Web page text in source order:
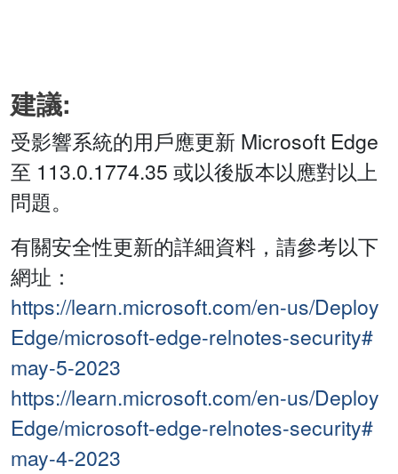
建議:
受影響系統的用戶應更新 Microsoft Edge
至 113.0.1774.35 或以後版本以應對以上
問題。
有關安全性更新的詳細資料，請參考以下
網址：
https://learn.microsoft.com/en-us/Deploy
Edge/microsoft-edge-relnotes-security#
may-5-2023
https://learn.microsoft.com/en-us/Deploy
Edge/microsoft-edge-relnotes-security#
may-4-2023